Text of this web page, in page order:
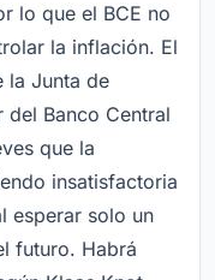
lo que el BCE no
la inflación. El
la Junta de
del Banco Central
que la
insatisfactoria
esperar solo un
futuro. Habrá